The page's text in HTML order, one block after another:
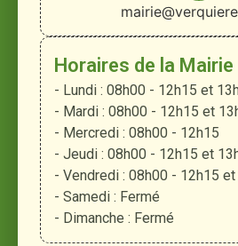
Horaires de la Mairie
- Lundi : 08h00 - 12h15 et
- Mardi : 08h00 - 12h15 et
- Mercredi : 08h00 - 12h15
- Jeudi : 08h00 - 12h15 et
- Vendredi : 08h00 - 12h15
- Samedi : Fermé
- Dimanche : Fermé